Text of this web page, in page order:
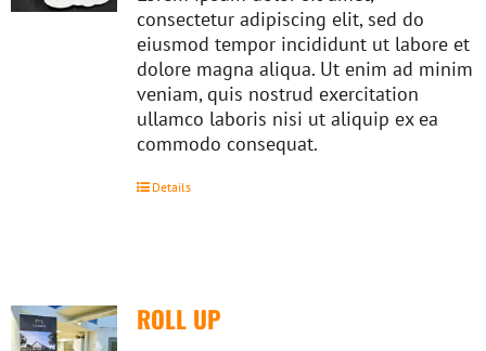
consectetur adipiscing elit, sed do
eiusmod tempor incididunt ut labore et
dolore magna aliqua. Ut enim ad minim
veniam, quis nostrud exercitation
ullamco laboris nisi ut aliquip ex ea
commodo consequat.
Details
ROLL UP